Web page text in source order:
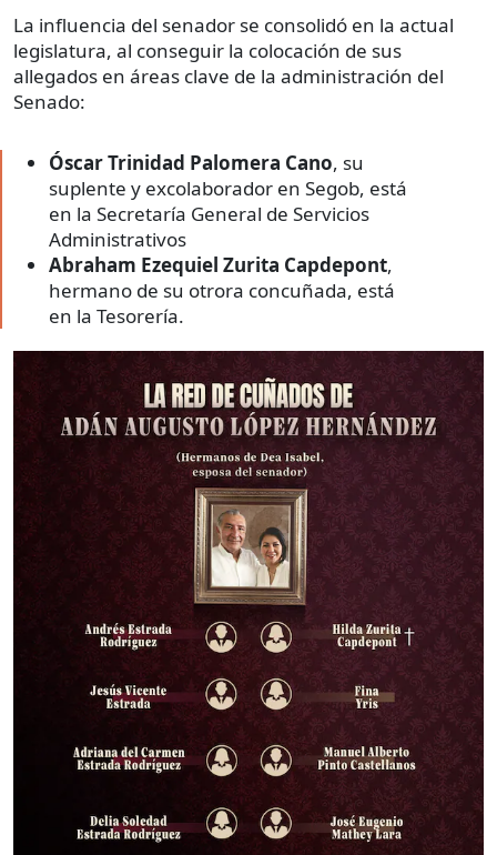
La influencia del senador se consolidó en la actual
legislatura, al conseguir la colocación de sus
allegados en áreas clave de la administración del
Senado:
Óscar Trinidad Palomera Cano, su
suplente y excolaborador en Segob, está
en la Secretaría General de Servicios
Administrativos
Abraham Ezequiel Zurita Capdepont,
hermano de su otrora concuñada, está
en la Tesorería.